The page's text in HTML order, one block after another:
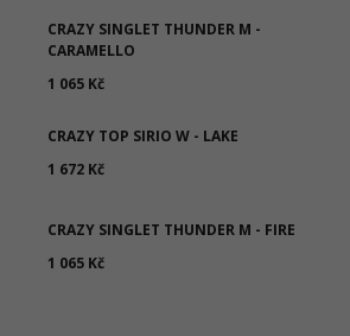
CRAZY SINGLET THUNDER M -
CARAMELLO
1 065 Kč
CRAZY TOP SIRIO W - LAKE
1 672 Kč
CRAZY SINGLET THUNDER M - FIRE
1 065 Kč